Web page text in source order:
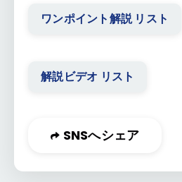
ワンポイント解説 リスト
解説ビデオ リスト
SNSへシェア